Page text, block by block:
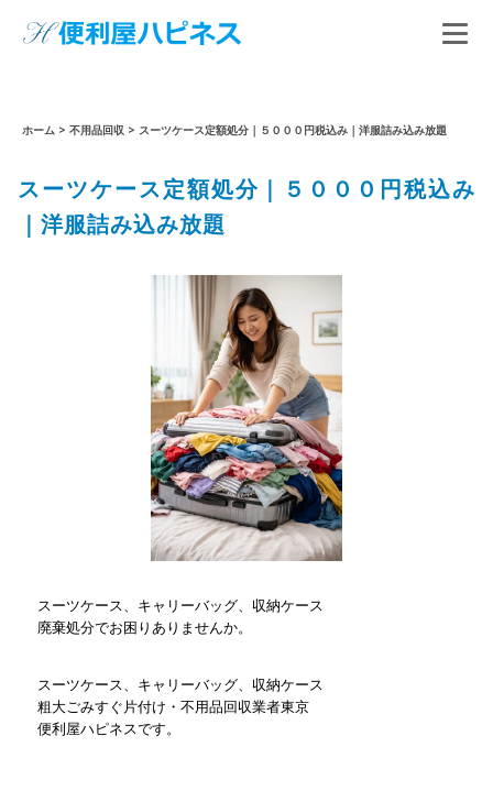
ホーム > 不用品回収 > スーツケース定額処分｜５０００円税込み｜洋服詰み込み放題
スーツケース定額処分｜５０００円税込み
｜洋服詰み込み放題
スーツケース、キャリーバッグ、収納ケース
廃棄処分でお困りありませんか。
スーツケース、キャリーバッグ、収納ケース
粗大ごみすぐ片付け・不用品回収業者東京
便利屋ハピネスです。